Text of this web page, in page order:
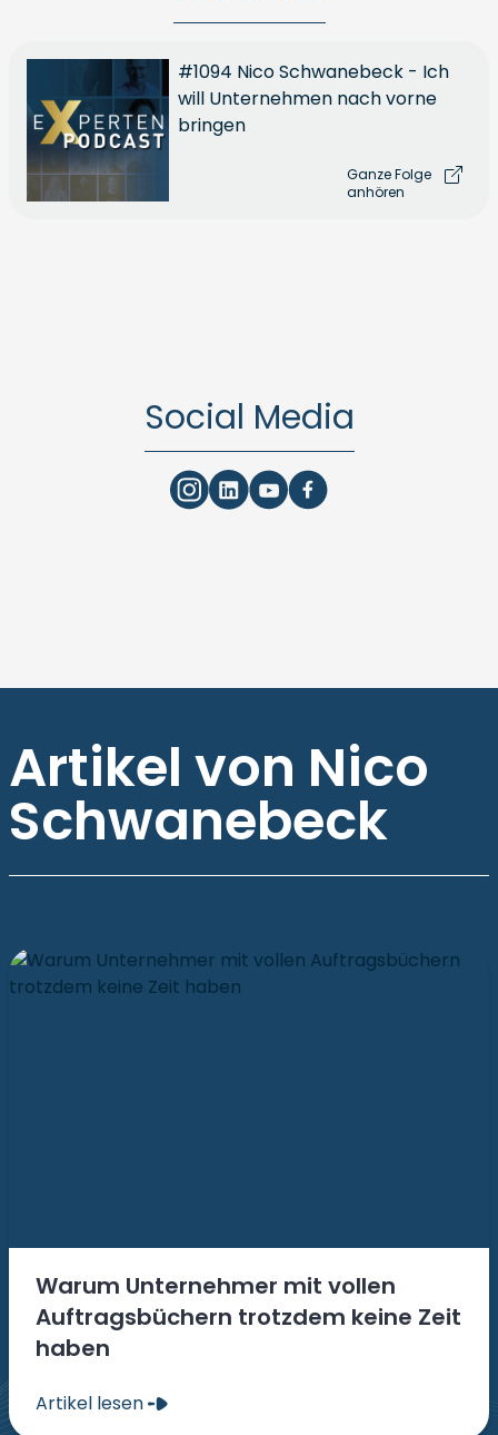
#1094 Nico Schwanebeck - Ich
will Unternehmen nach vorne
bringen
Ganze Folge
anhören
Social Media
Artikel von Nico
Schwanebeck
Warum Unternehmer mit vollen
Auftragsbüchern trotzdem keine Zeit
haben
Artikel lesen